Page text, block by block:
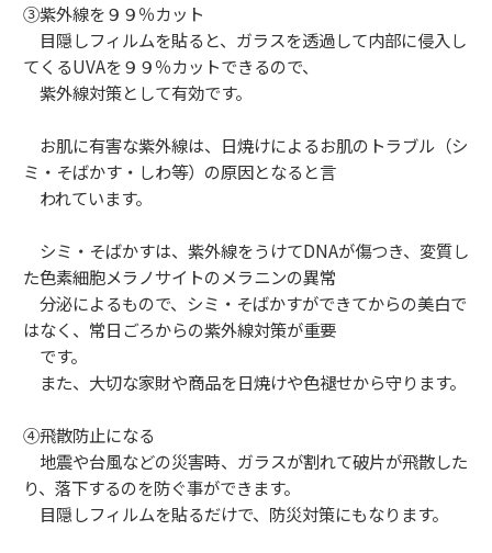
③紫外線を９９％カット
目隠しフィルムを貼ると、ガラスを透過して内部に侵入し
てくるUVAを９９％カットできるので、
紫外線対策として有効です。
お肌に有害な紫外線は、日焼けによるお肌のトラブル（シ
ミ・そばかす・しわ等）の原因となると言
われています。
シミ・そばかすは、紫外線をうけてDNAが傷つき、変質し
た色素細胞メラノサイトのメラニンの異常
分泌によるもので、シミ・そばかすができてからの美白で
はなく、常日ごろからの紫外線対策が重要
です。
また、大切な家財や商品を日焼けや色褪せから守ります。
④飛散防止になる
地震や台風などの災害時、ガラスが割れて破片が飛散した
り、落下するのを防ぐ事ができます。
目隠しフィルムを貼るだけで、防災対策にもなります。